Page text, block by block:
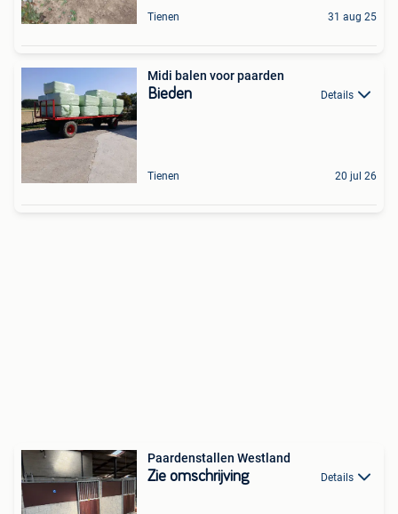
Tienen 31 aug 25
Midi balen voor paarden
Bieden Details
Tienen 20 jul 26
Paardenstallen Westland
Zie omschrijving Details